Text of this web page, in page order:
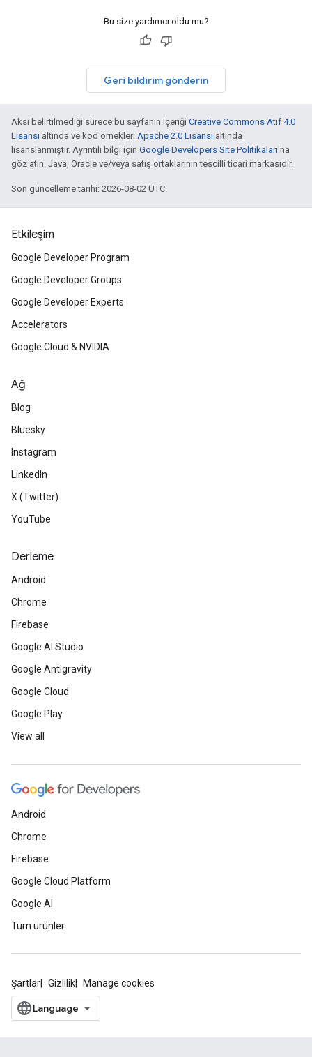
Bu size yardımcı oldu mu?
Geri bildirim gönderin
Aksi belirtilmediği sürece bu sayfanın içeriği Creative Commons Atıf 4.0
Lisansı altında ve kod örnekleri Apache 2.0 Lisansı altında
lisanslanmıştır. Ayrıntılı bilgi için Google Developers Site Politikaları'na
göz atın. Java, Oracle ve/veya satış ortaklarının tescilli ticari markasıdır.
Son güncelleme tarihi: 2026-08-02 UTC.
Etkileşim
Google Developer Program
Google Developer Groups
Google Developer Experts
Accelerators
Google Cloud & NVIDIA
Ağ
Blog
Bluesky
Instagram
LinkedIn
X (Twitter)
YouTube
Derleme
Android
Chrome
Firebase
Google AI Studio
Google Antigravity
Google Cloud
Google Play
View all
Android
Chrome
Firebase
Google Cloud Platform
Google AI
Tüm ürünler
Şartlar Gizlilik Manage cookies